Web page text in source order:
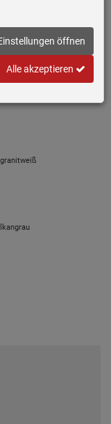
öffnen
Alle akzeptieren